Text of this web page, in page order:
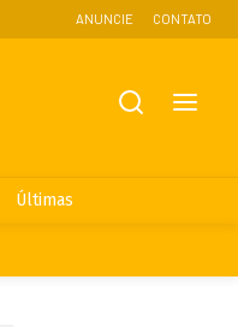
ANUNCIE CONTATO
Últimas